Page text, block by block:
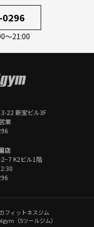
～21:00
22 新宝ビル3F
業
店
K2ビル1階
フィットネスジム
（5ツールジム）